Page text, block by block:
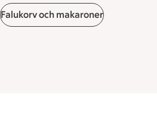
Falukorv och makaroner